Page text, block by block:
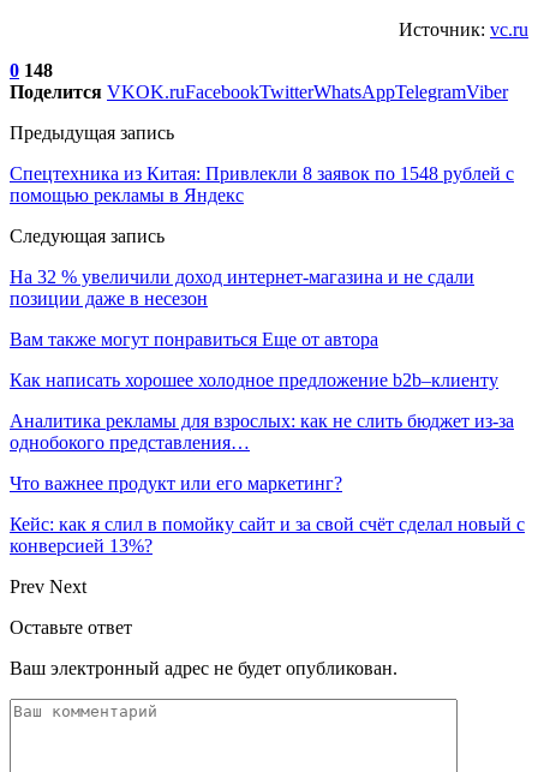
Источник: vc.ru
0 148
Поделится VKOK.ruFacebookTwitterWhatsAppTelegramViber
Предыдущая запись
Спецтехника из Китая: Привлекли 8 заявок по 1548 рублей с
помощью рекламы в Яндекс
Следующая запись
На 32 % увеличили доход интернет-магазина и не сдали
позиции даже в несезон
Вам также могут понравиться Еще от автора
Как написать хорошее холодное предложение b2b–клиенту
Аналитика рекламы для взрослых: как не слить бюджет из-за
однобокого представления…
Что важнее продукт или его маркетинг?
Кейс: как я слил в помойку сайт и за свой счёт сделал новый с
конверсией 13%?
Prev Next
Оставьте ответ
Ваш электронный адрес не будет опубликован.